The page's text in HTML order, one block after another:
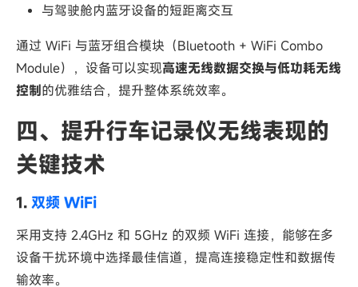
与驾驶舱内蓝牙设备的短距离交互
通过 WiFi 与蓝牙组合模块（Bluetooth + WiFi Combo
Module），设备可以实现高速无线数据交换与低功耗无线
控制的优雅结合，提升整体系统效率。
四、提升行车记录仪无线表现的
关键技术
1. 双频 WiFi
采用支持 2.4GHz 和 5GHz 的双频 WiFi 连接，能够在多
设备干扰环境中选择最佳信道，提高连接稳定性和数据传
输效率。